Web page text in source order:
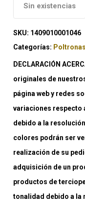
Sin existencias
SKU: 1409010001046
Categorías: Poltronas
DECLARACIÓN
originales de
página web y redes
variaciones respecto
debido a la
colores podrán ser
realización de su
adquisición de un
productos de
tonalidad debido a la